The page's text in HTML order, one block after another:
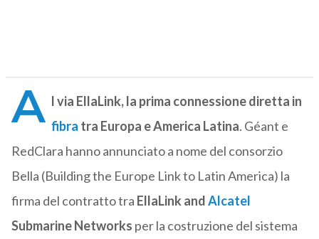
A l via EllaLink, la prima connessione diretta in
fibra tra Europa e America Latina. Géant e
RedClara hanno annunciato a nome del consorzio
Bella (Building the Europe Link to Latin America) la
firma del contratto tra EllaLink andAlcatel
Submarine Networks per la costruzione del sistema